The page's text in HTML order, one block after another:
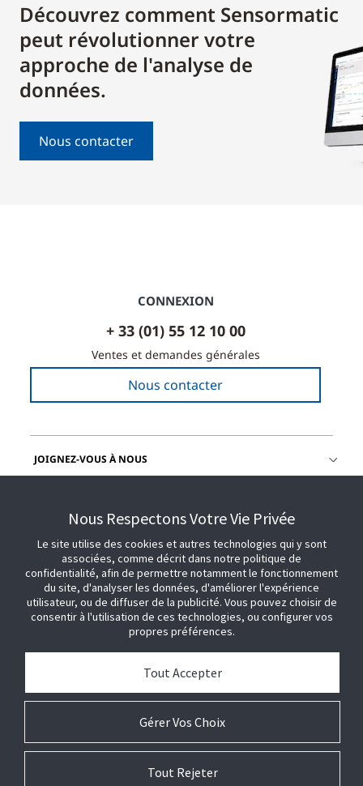
Découvrez comment Sensormatic
peut révolutionner votre
approche de l'analyse de
données.
Nous contacter
CONNEXION
+ 33 (01) 55 12 10 00
Ventes et demandes générales
Nous contacter
JOIGNEZ-VOUS À NOUS
© 2026 Johnson Controls. Tous droits réservés .
Nous Respectons Votre Vie Privée
Le site utilise des cookies et autres technologies qui y sont
associées, comme décrit dans notre politique de
confidentialité, afin de permettre notamment le fonctionnement
du site, d'analyser les données, d'améliorer l'expérience
utilisateur, ou de diffuser de la publicité. Vous pouvez choisir de
consentir à l'utilisation de ces technologies, ou configurer vos
propres préférences.
Gérer Vos Choix
Tout Accepter
Tout Rejeter